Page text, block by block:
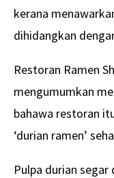
kerana
dihidangkan
Restoran Ramen
mengumumkan
bahawa restoran
‘durian ramen’
Pulpa durian